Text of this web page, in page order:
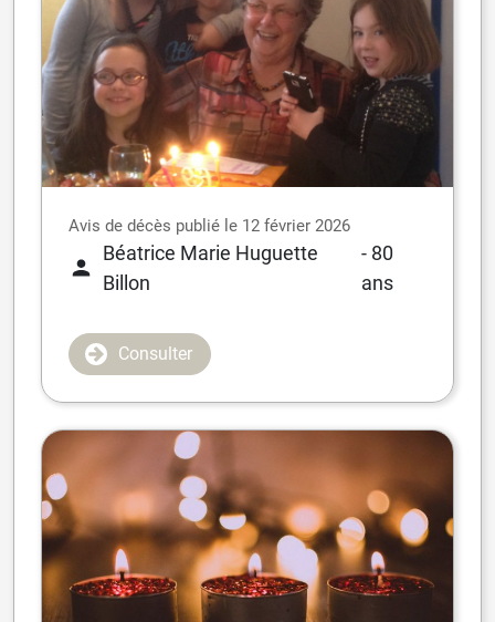
Avis de décès publié le 12 février 2026
Béatrice Marie Huguette
Billon
- 80
ans
Consulter